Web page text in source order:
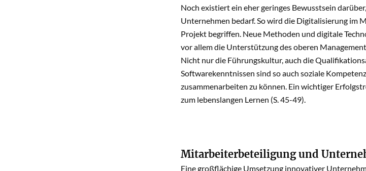
Noch existiert ein eher geringes Bewusstsein
Unternehmen bedarf. So wird die Digitalisierung im
Projekt begriffen. Neue Methoden und digitale
vor allem die Unterstützung des oberen
Nicht nur die Führungskultur, auch die
Softwarekenntnissen sind so auch soziale
zusammenarbeiten zu können. Ein wichtiger
zum lebenslangen Lernen (S. 45-49).
Mitarbeiterbeteiligung und
Eine großflächige Umsetzung innovativer